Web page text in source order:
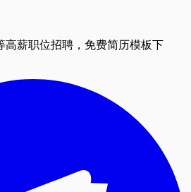
高薪职位招聘，免费简历模板下